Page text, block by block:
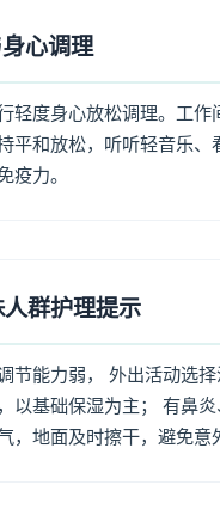
心调理
轻度身心放松调理。工
平和放松，听听轻音乐
疫力。
群护理提示
节能力弱， 外出活动选
以基础保湿为主； 有鼻
，地面及时擦干，避免意